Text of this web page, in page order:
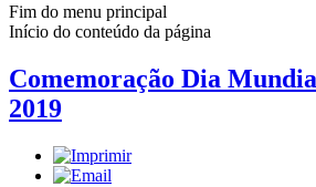
Fim do menu principal
Início do conteúdo da página
Comemoração Dia
2019